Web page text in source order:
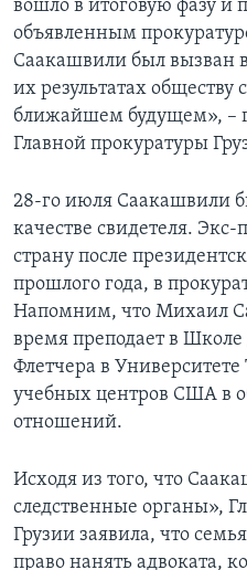
вошло в итоговую фазу и
объявленным
Саакашвили был вызван
их результатах обществу
ближайшем будущем», –
Главной прокуратуры
28-го июля Саакашвили
качестве свидетеля.
страну после
прошлого года, в
Напомним, что Михаил
время преподает в
Флетчера в
учебных центров США в
отношений.
Исходя из того, что
следственные органы»,
Грузии заявила, что
право нанять адвоката,